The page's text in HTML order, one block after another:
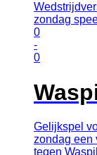
zondag
0
-
0
Gelijkspel
zondag een
tegen